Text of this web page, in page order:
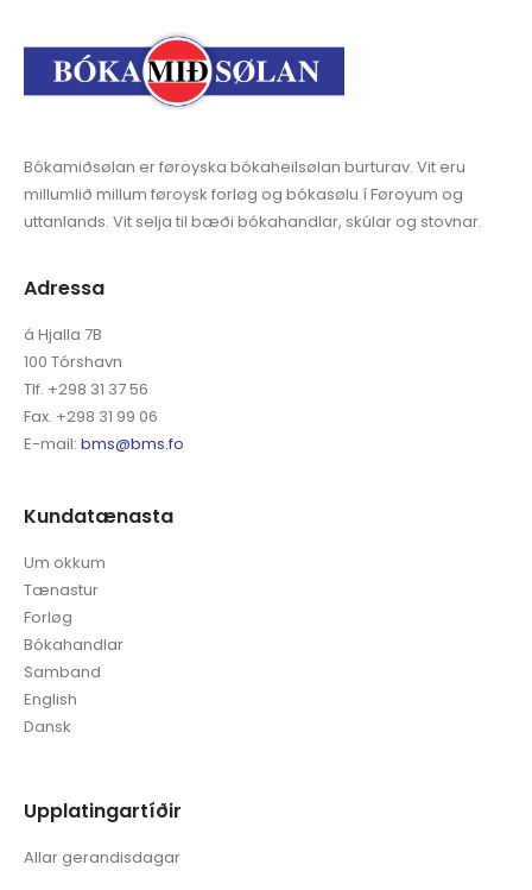
Bókamiðsølan er føroyska bókaheilsølan burturav. Vit eru
millumlið millum føroysk forløg og bókasølu í Føroyum og
uttanlands. Vit selja til bæði bókahandlar, skúlar og stovnar.
Adressa
á Hjalla 7B
100 Tórshavn
Tlf. +298 31 37 56
Fax. +298 31 99 06
E-mail: bms@bms.fo
Kundatænasta
Um okkum
Tænastur
Forløg
Bókahandlar
Samband
English
Dansk
Upplatingartíðir
Allar gerandisdagar